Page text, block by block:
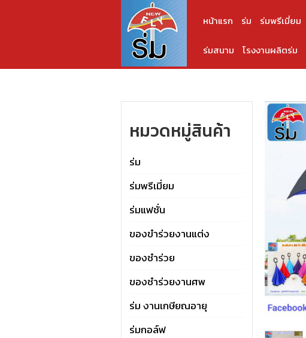
หน้าแรก ร่ม ร่มพรีเมี่ยม
ร่มสนาม โรงงานผลิตร่ม
หมวดหมู่สินค้า
ร่ม
ร่มพรีเมี่ยม
ร่มแฟชั่น
ของขำร่วยงานแต่ง
ของชำร่วย
ของชำร่วยงานศพ
ร่ม งานเกษียณอายุ
ร่มกอล์ฟ